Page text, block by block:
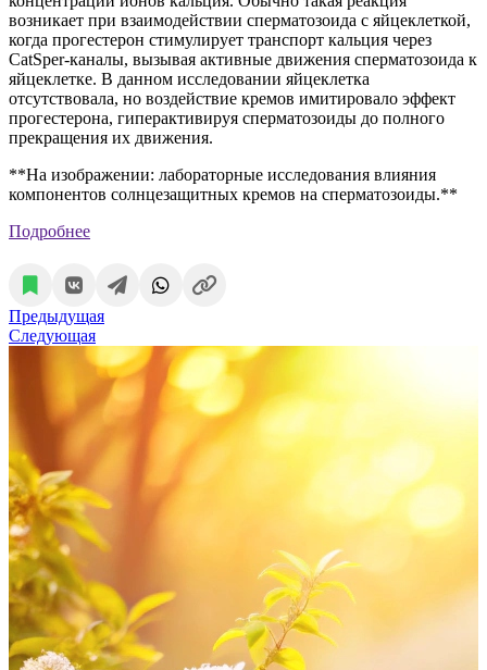
возникает при взаимодействии сперматозоида с яйцеклеткой,
когда прогестерон стимулирует транспорт кальция через
CatSper-каналы, вызывая активные движения сперматозоида к
яйцеклетке. В данном исследовании яйцеклетка
отсутствовала, но воздействие кремов имитировало эффект
прогестерона, гиперактивируя сперматозоиды до полного
прекращения их движения.
**На изображении: лабораторные исследования влияния
компонентов солнцезащитных кремов на сперматозоиды.**
Подробнее
Предыдущая
Следующая